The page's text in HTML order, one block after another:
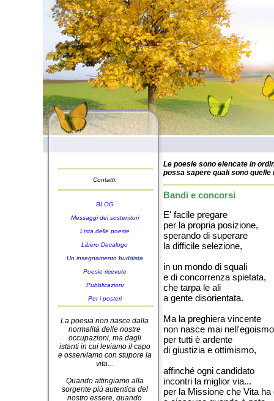
Contatti:
BLOG
Messaggi dei sostenitori
Lista delle poesie
Libero Decalogo
Un insegnamento buddista
Poesie ricevute
Pubblicazioni
Per i posteri
La poesia non nasce dalla
normalità delle nostre
occupazioni, ma dagli
istanti in cui leviamo il capo
e osserviamo con stupore la
vita...
Quando attingiamo alla
sorgente più autentica del
nostro essere, quando
Le poesie sono elencate in
possa sapere quali sono
Bandi e concorsi
E' facile pregare
per la propria posizione,
sperando di superare
la difficile selezione,
in un mondo di squali
e di concorrenza spietata,
che tarpa le ali
a gente disorientata.
Ma la preghiera vincente
non nasce mai
per tutti è ardente
di giustizia e ottimismo,
affinché ogni candidato
incontri la miglior via...
per la Missione che Vita ha